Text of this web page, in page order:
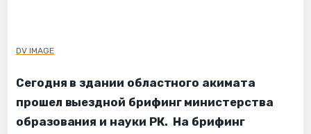
DV IMAGE
Сегодня в здании областного акимата
прошел выездной брифинг министерства
образования и науки РК. На брифинг